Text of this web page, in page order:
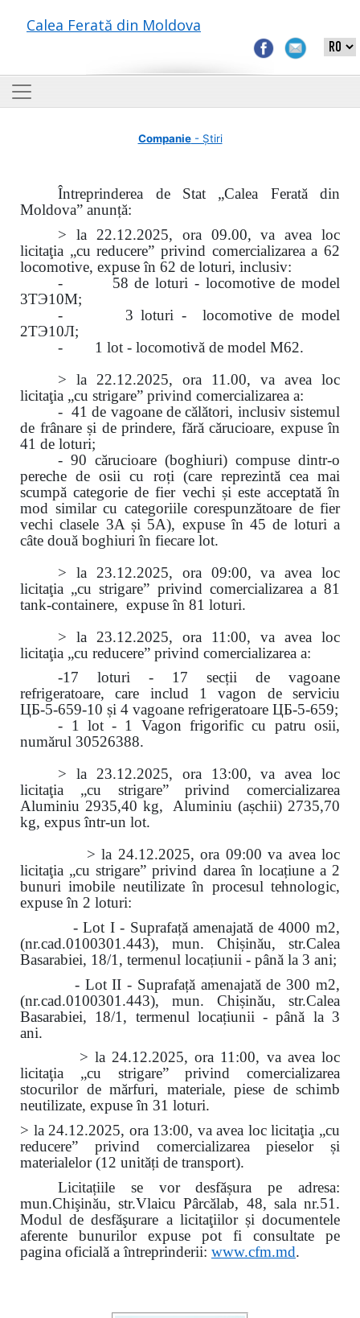
Calea Ferată din Moldova
Companie- Știri
Întreprinderea de Stat „Calea Ferată din
Moldova” anunță:
> la 22.12.2025, ora 09.00, va avea loc
licitaţia „cu reducere” privind comercializarea a 62
locomotive, expuse în 62 de loturi, inclusiv:
- 58 de loturi - locomotive de model
3ТЭ10М;
- 3 loturi - locomotive de model
2ТЭ10Л;
- 1 lot - locomotivă de model M62.
> la 22.12.2025, ora 11.00, va avea loc
licitaţia „cu strigare” privind comercializarea a:
- 41 de vagoane de călători, inclusiv sistemul
de frânare și de prindere, fără cărucioare, expuse în
41 de loturi;
- 90 cărucioare (boghiuri) compuse dintr-o
pereche de osii cu roți (care reprezintă cea mai
scumpă categorie de fier vechi și este acceptată în
mod similar cu categoriile corespunzătoare de fier
vechi clasele 3A și 5A), expuse în 45 de loturi a
câte două boghiuri în fiecare lot.
> la 23.12.2025, ora 09:00, va avea loc
licitaţia „cu strigare” privind comercializarea a 81
tank-containere, expuse în 81 loturi.
> la 23.12.2025, ora 11:00, va avea loc
licitaţia „cu reducere” privind comercializarea a:
-17 loturi - 17 secții de vagoane
refrigeratoare, care includ 1 vagon de serviciu
ЦБ-5-659-10 și 4 vagoane refrigeratoare ЦБ-5-659;
- 1 lot - 1 Vagon frigorific cu patru osii,
numărul 30526388.
> la 23.12.2025, ora 13:00, va avea loc
licitaţia „cu strigare” privind comercializarea
Aluminiu 2935,40 kg, Aluminiu (așchii) 2735,70
kg, expus într-un lot.
> la 24.12.2025, ora 09:00 va avea loc
licitaţia „cu strigare” privind darea în locațiune a 2
bunuri imobile neutilizate în procesul tehnologic,
expuse în 2 loturi:
- Lot I - Suprafață amenajată de 4000 m2,
(nr.cad.0100301.443), mun. Chișinău, str.Calea
Basarabiei, 18/1, termenul locațiunii - până la 3 ani;
- Lot II - Suprafață amenajată de 300 m2,
(nr.cad.0100301.443), mun. Chișinău, str.Calea
Basarabiei, 18/1, termenul locațiunii - până la 3
ani.
> la 24.12.2025, ora 11:00, va avea loc
licitaţia „cu strigare” privind comercializarea
stocurilor de mărfuri, materiale, piese de schimb
neutilizate, expuse în 31 loturi.
> la 24.12.2025, ora 13:00, va avea loc licitaţia „cu
reducere” privind comercializarea pieselor și
materialelor (12 unități de transport).
Licitațiile se vor desfășura pe adresa:
mun.Chişinău, str.Vlaicu Pârcălab, 48, sala nr.51.
Modul de desfăşurare a licitaţiilor și documentele
aferente bunurilor expuse pot fi consultate pe
pagina oficială a întreprinderii: www.cfm.md.